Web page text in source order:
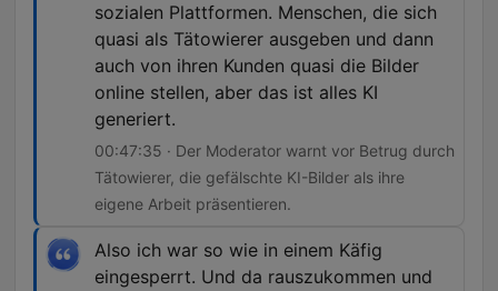
sozialen Plattformen. Menschen, die sich
quasi als Tätowierer ausgeben und dann
auch von ihren Kunden quasi die Bilder
online stellen, aber das ist alles KI
generiert.
00:47:35 · Der Moderator warnt vor Betrug durch
Tätowierer, die gefälschte KI-Bilder als ihre
eigene Arbeit präsentieren.
Also ich war so wie in einem Käfig
eingesperrt. Und da rauszukommen und